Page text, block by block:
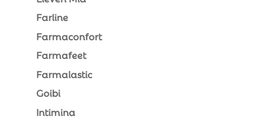
Farline
Farmaconfort
Farmafeet
Farmalastic
Goibi
Intimina